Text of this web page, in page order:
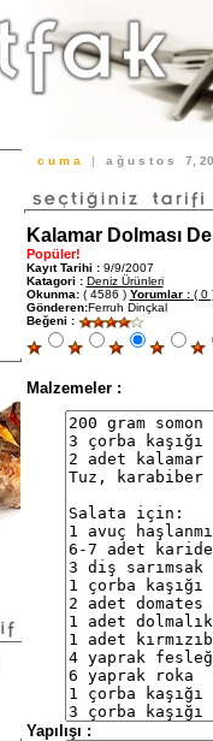
c u m a | a ğ u s t o s 7,
Kalamar Dolması
Popüler!
Kayıt Tarihi :9/9/2007
Katagori : Deniz Ürünleri
Okunma:( 4586 ) Yorumlar :( 0
Gönderen:Ferruh Dinçkal
Beğeni :
Malzemeler :
Yapılışı :